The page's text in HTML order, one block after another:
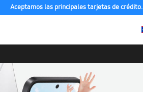
Aceptamos las principales tarjetas de crédito.